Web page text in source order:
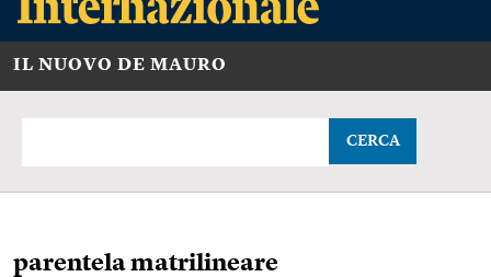
IL NUOVO DE MAURO
CERCA
parentela matrilineare